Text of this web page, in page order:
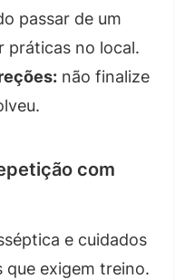
passar de um
práticas no local.
não finalize
com
e cuidados
que exigem treino.